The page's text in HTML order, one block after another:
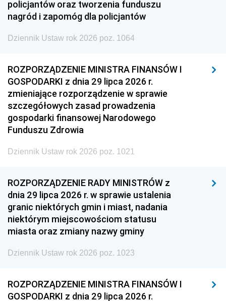
policjantów oraz tworzenia funduszu
nagród i zapomóg dla policjantów
Dziennik Ustaw rok 2026 poz. 1064
ROZPORZĄDZENIE MINISTRA FINANSÓW I
GOSPODARKI z dnia 29 lipca 2026 r.
zmieniające rozporządzenie w sprawie
szczegółowych zasad prowadzenia
gospodarki finansowej Narodowego
Funduszu Zdrowia
Dziennik Ustaw rok 2026 poz. 1021
ROZPORZĄDZENIE RADY MINISTRÓW z
dnia 29 lipca 2026 r. w sprawie ustalenia
granic niektórych gmin i miast, nadania
niektórym miejscowościom statusu
miasta oraz zmiany nazwy gminy
Dziennik Ustaw rok 2026 poz. 1023
ROZPORZĄDZENIE MINISTRA FINANSÓW I
GOSPODARKI z dnia 29 lipca 2026 r.